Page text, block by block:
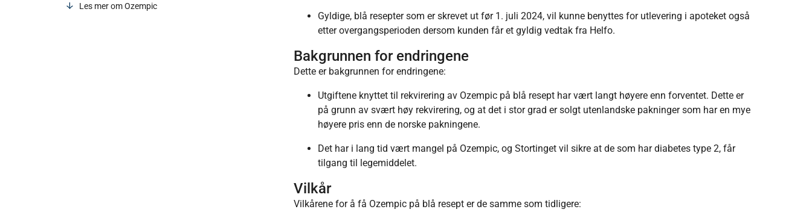
Les mer om Ozempic
Gyldige, blå resepter som er skrevet ut før 1. juli 2024, vil kunne benyttes for utlevering i apoteket også
etter overgangsperioden dersom kunden får et gyldig vedtak fra Helfo.
Bakgrunnen for endringene
Dette er bakgrunnen for endringene:
Utgiftene knyttet til rekvirering av Ozempic på blå resept har vært langt høyere enn forventet. Dette er
på grunn av svært høy rekvirering, og at det i stor grad er solgt utenlandske pakninger som har en mye
høyere pris enn de norske pakningene.
Det har i lang tid vært mangel på Ozempic, og Stortinget vil sikre at de som har diabetes type 2, får
tilgang til legemiddelet.
Vilkår
Vilkårene for å få Ozempic på blå resept er de samme som tidligere: